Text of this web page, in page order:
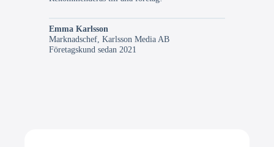
Emma Karlsson
Marknadschef, Karlsson Media AB
Företagskund sedan 2021